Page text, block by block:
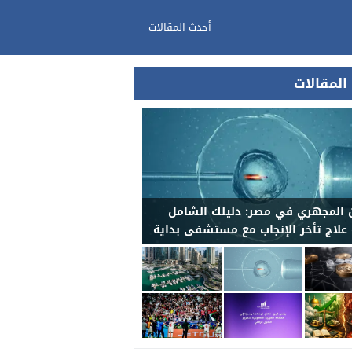
أحدث المقالات
المجهري في مصر: دليلك الشامل
علاج تأخر الإنجاب مع مستشفى بداية